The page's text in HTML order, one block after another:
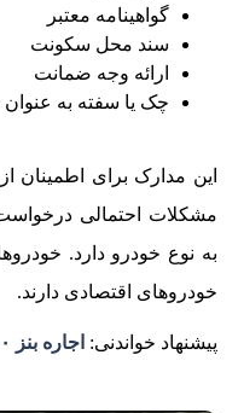
گواهینامه معتبر
سند محل سکونت
ارائه وجه ضمانت
چک یا سفته به
این مدارک برای اطمینان
مشکلات احتمالی
به نوع خودرو دارد.
خودروهای اقتصادی دارند.
پیشنهاد خواندنی: اجاره بنز s۵۰۰